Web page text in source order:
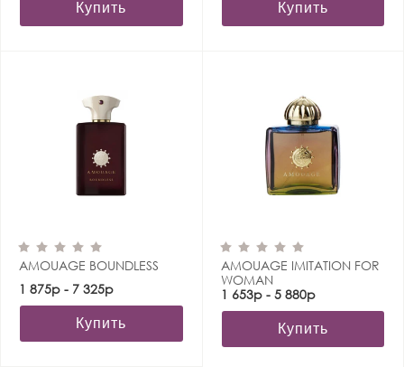
Купить Купить
AMOUAGE BOUNDLESS
1 875р - 7 325р
Купить
AMOUAGE IMITATION FOR
WOMAN
1 653р - 5 880р
Купить